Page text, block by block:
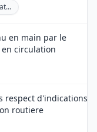
en main par le
circulation
respect d'indications
routiere